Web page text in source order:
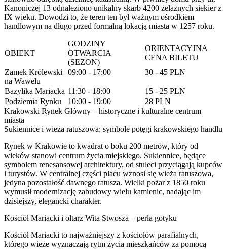
Kanoniczej 13 odnaleziono unikalny skarb 4200 żelaznych siekier z
IX wieku. Dowodzi to, że teren ten był ważnym ośrodkiem
handlowym na długo przed formalną lokacją miasta w 1257 roku.
OBIEKT
GODZINY
OTWARCIA
(SEZON)
ORIENTACYJNA
CENA BILETU
Zamek Królewski
na Wawelu
09:00 - 17:00 30 - 45 PLN
Bazylika Mariacka 11:30 - 18:00
15 - 25 PLN
Podziemia Rynku
10:00 - 19:00
28 PLN
Krakowski Rynek Główny – historyczne i kulturalne centrum
miasta
Sukiennice i wieża ratuszowa: symbole potęgi krakowskiego handlu
Rynek w Krakowie to kwadrat o boku 200 metrów, który od
wieków stanowi centrum życia miejskiego. Sukiennice, będące
symbolem renesansowej architektury, od stuleci przyciągają kupców
i turystów. W centralnej części placu wznosi się wieża ratuszowa,
jedyna pozostałość dawnego ratusza. Wielki pożar z 1850 roku
wymusił modernizację zabudowy wielu kamienic, nadając im
dzisiejszy, elegancki charakter.
Kościół Mariacki i ołtarz Wita Stwosza – perła gotyku
Kościół Mariacki to najważniejszy z kościołów parafialnych,
którego wieże wyznaczają rytm życia mieszkańców za pomocą